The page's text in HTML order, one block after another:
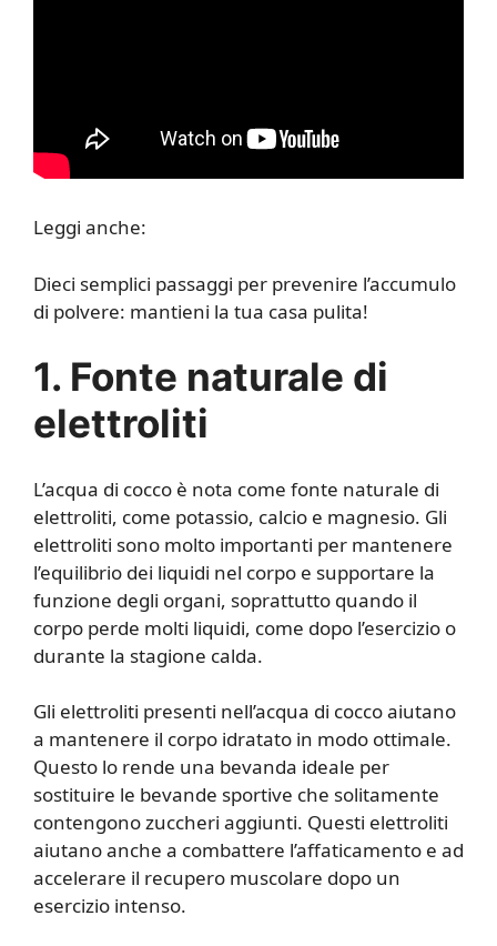
Leggi anche:
Dieci semplici passaggi per prevenire l’accumulo
di polvere: mantieni la tua casa pulita!
1. Fonte naturale di
elettroliti
L’acqua di cocco è nota come fonte naturale di
elettroliti, come potassio, calcio e magnesio. Gli
elettroliti sono molto importanti per mantenere
l’equilibrio dei liquidi nel corpo e supportare la
funzione degli organi, soprattutto quando il
corpo perde molti liquidi, come dopo l’esercizio o
durante la stagione calda.
Gli elettroliti presenti nell’acqua di cocco aiutano
a mantenere il corpo idratato in modo ottimale.
Questo lo rende una bevanda ideale per
sostituire le bevande sportive che solitamente
contengono zuccheri aggiunti. Questi elettroliti
aiutano anche a combattere l’affaticamento e ad
accelerare il recupero muscolare dopo un
esercizio intenso.